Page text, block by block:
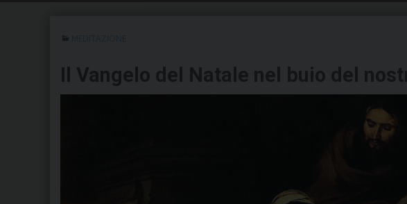
Il Vangelo del Natale nel buio del